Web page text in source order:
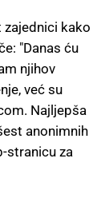
kako
"Danas ću
njihov
već su
Najljepša
anonimnih
stranicu za